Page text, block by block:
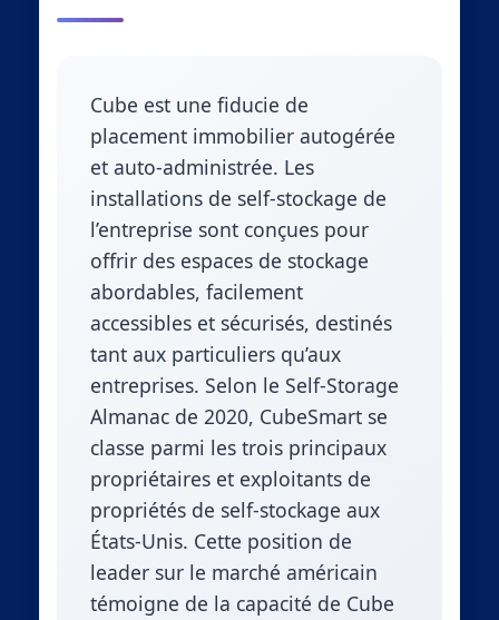
Cube est une fiducie de
placement immobilier autogérée
et auto-administrée. Les
installations de self-stockage de
l’entreprise sont conçues pour
offrir des espaces de stockage
abordables, facilement
accessibles et sécurisés, destinés
tant aux particuliers qu’aux
entreprises. Selon le Self-Storage
Almanac de 2020, CubeSmart se
classe parmi les trois principaux
propriétaires et exploitants de
propriétés de self-stockage aux
États-Unis. Cette position de
leader sur le marché américain
témoigne de la capacité de Cube